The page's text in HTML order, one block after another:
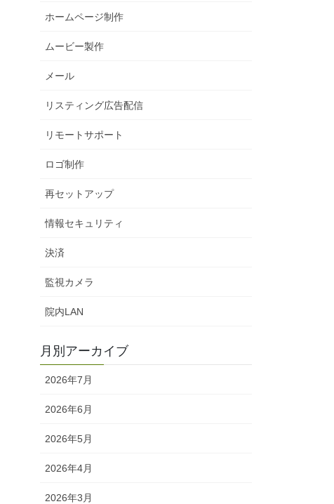
ホームページ制作
ムービー製作
メール
リスティング広告配信
リモートサポート
ロゴ制作
再セットアップ
情報セキュリティ
決済
監視カメラ
院内LAN
月別アーカイブ
2026年7月
2026年6月
2026年5月
2026年4月
2026年3月